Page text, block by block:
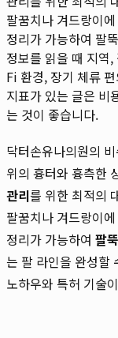
팔꿈치나 겨드랑이
정리가 가능하여 팔
정보를 읽을 때 지역
Fi 환경, 장기 체류
지표가 있는 글은 비
는 것이 좋습니다.
닥터손유나의원의
위의 흉터와 흉측한
관리를 위한 최적의
팔꿈치나 겨드랑이
정리가 가능하여 팔
는 팔 라인을 완성할
노하우와 특허 기술